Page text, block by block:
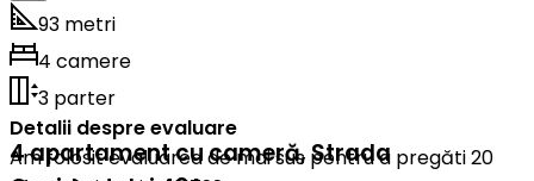
93 metri
4 camere
3 parter
Detalii despre evaluare
Am folosit evaluarea de mai sus pentru a pregăti 20
4 apartament cu cameră,Strada